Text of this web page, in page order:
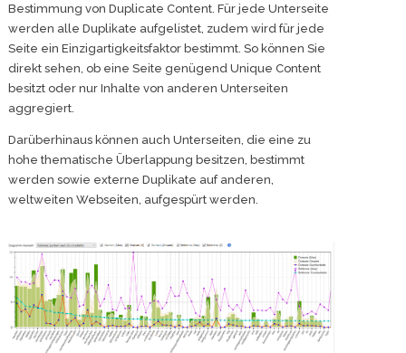
Bestimmung von Duplicate Content. Für jede Unterseite
werden alle Duplikate aufgelistet, zudem wird für jede
Seite ein Einzigartigkeitsfaktor bestimmt. So können Sie
direkt sehen, ob eine Seite genügend Unique Content
besitzt oder nur Inhalte von anderen Unterseiten
aggregiert.
Darüberhinaus können auch Unterseiten, die eine zu
hohe thematische Überlappung besitzen, bestimmt
werden sowie externe Duplikate auf anderen,
weltweiten Webseiten, aufgespürt werden.